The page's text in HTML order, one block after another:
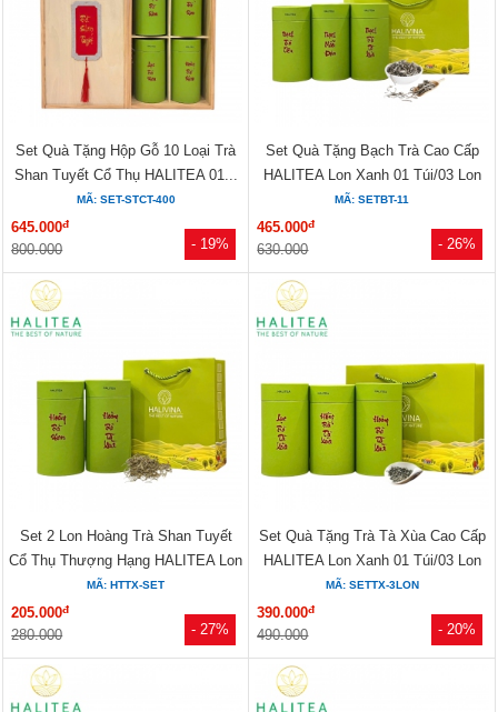
- 19%
Set Quà Tặng Hộp Gỗ 10 Loại Trà
Shan Tuyết Cổ Thụ HALITEA 01...
MÃ: SET-STCT-400
645.000đ
800.000 - 26%
Set Quà Tặng Bạch Trà Cao Cấp
HALITEA Lon Xanh 01 Túi/03 Lon
MÃ: SETBT-11
465.000đ
630.000
- 27%
Set 2 Lon Hoàng Trà Shan Tuyết
Cổ Thụ Thượng Hạng HALITEA Lon
Xanh
MÃ: HTTX-SET
205.000đ
280.000 - 20%
Set Quà Tặng Trà Tà Xùa Cao Cấp
HALITEA Lon Xanh 01 Túi/03 Lon
MÃ: SETTX-3LON
390.000đ
490.000